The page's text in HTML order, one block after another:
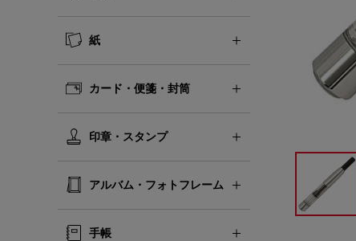
紙
カード・便箋・封筒
印章・スタンプ
アルバム・フォトフレーム
手帳